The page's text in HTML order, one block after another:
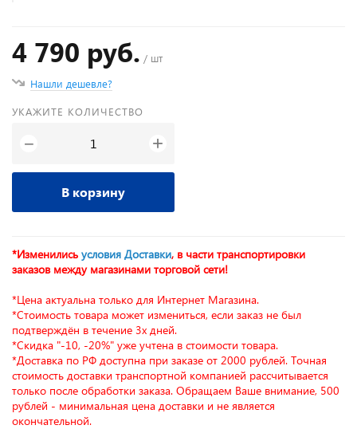
4 790 руб. / шт
Нашли дешевле?
УКАЖИТЕ КОЛИЧЕСТВО
− +
В корзину
*Изменились условия Доставки, в части транспортировки
заказов между магазинами торговой сети!
*Цена актуальна только для Интернет Магазина.
*Стоимость товара может измениться, если заказ не был
подтверждён в течение 3х дней.
*Скидка "-10, -20%" уже учтена в стоимости товара.
*Доставка по РФ доступна при заказе от 2000 рублей. Точная
стоимость доставки транспортной компанией рассчитывается
только после обработки заказа. Обращаем Ваше внимание, 500
рублей - минимальная цена доставки и не является
окончательной.